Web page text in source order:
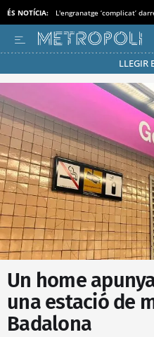
ÉS NOTÍCIA: L'engranatge ‘complicat’
LLEGIR
Passa’t al
Un home
una estació de
Badalona